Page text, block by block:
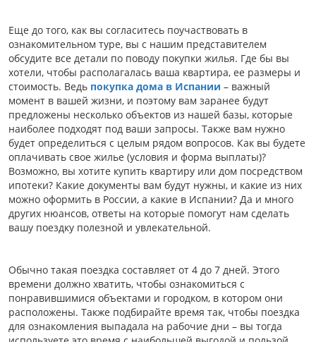
Еще до того, как вы согласитесь поучаствовать в
ознакомительном туре, вы с нашим представителем
обсудите все детали по поводу покупки жилья. Где бы вы
хотели, чтобы располагалась ваша квартира, ее размеры и
стоимость. Ведь покупка дома в Испании – важный
момент в вашей жизни, и поэтому вам заранее будут
предложены несколько объектов из нашей базы, которые
наиболее подходят под ваши запросы. Также вам нужно
будет определиться с целым рядом вопросов. Как вы будете
оплачивать свое жилье (условия и форма выплаты)?
Возможно, вы хотите купить квартиру или дом посредством
ипотеки? Какие документы вам будут нужны, и какие из них
можно оформить в России, а какие в Испании? Да и много
других нюансов, ответы на которые помогут нам сделать
вашу поездку полезной и увлекательной.
Обычно такая поездка составляет от 4 до 7 дней. Этого
времени должно хватить, чтобы ознакомиться с
понравившимися объектами и городком, в котором они
расположены. Также подбирайте время так, чтобы поездка
для ознакомления выпадала на рабочие дни – вы тогда